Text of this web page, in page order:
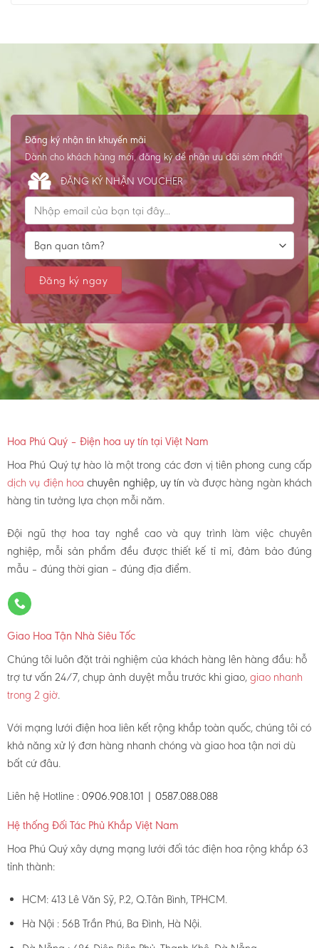
Đăng ký nhận tin khuyến mãi
Dành cho khách hàng mới, đăng ký để nhận ưu đãi sớm nhất!
ĐĂNG KÝ NHẬN VOUCHER
Hoa Phú Quý – Điện hoa uy tín tại Việt Nam
Hoa Phú Quý tự hào là một trong các đơn vị tiên phong cung cấp
dịch vụ điện hoachuyên nghiệp, uy tín và được hàng ngàn khách
hàng tin tưởng lựa chọn mỗi năm.
Đội ngũ thợ hoa tay nghề cao và quy trình làm việc chuyên
nghiệp, mỗi sản phẩm đều được thiết kế tỉ mỉ, đảm bảo đúng
mẫu – đúng thời gian – đúng địa điểm.
Giao Hoa Tận Nhà Siêu Tốc
Chúng tôi luôn đặt trải nghiệm của khách hàng lên hàng đầu: hỗ
trợ tư vấn 24/7, chụp ảnh duyệt mẫu trước khi giao,giao nhanh
trong 2 giờ.
Với mạng lưới điện hoa liên kết rộng khắp toàn quốc, chúng tôi có
khả năng xử lý đơn hàng nhanh chóng và giao hoa tận nơi dù
bất cứ đâu.
Liên hệ Hotline : 0906.908.101 | 0587.088.088
Hệ thống Đối Tác Phủ Khắp Việt Nam
Hoa Phú Quý xây dựng mạng lưới đối tác điện hoa rộng khắp 63
tỉnh thành:
HCM: 413 Lê Văn Sỹ, P.2, Q.Tân Bình, TPHCM.
Hà Nội : 56B Trần Phú, Ba Đình, Hà Nội.